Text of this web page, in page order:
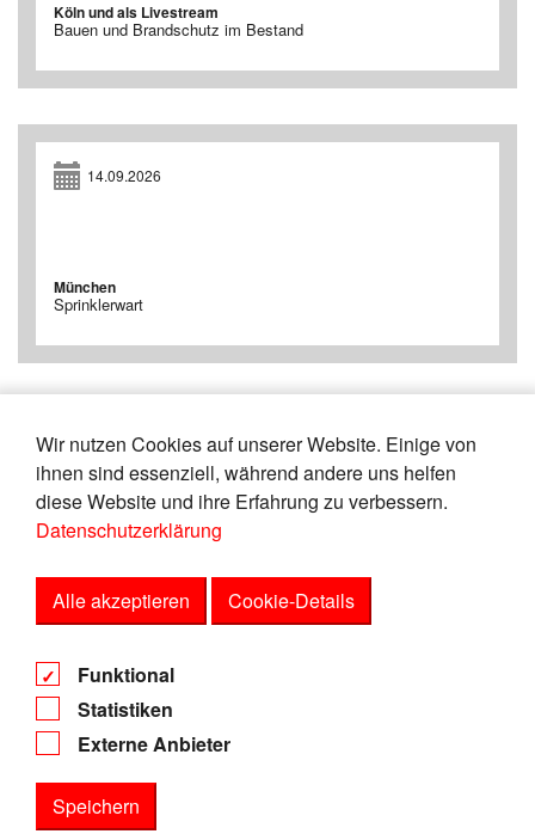
Wir nutzen Cookies auf unserer Website. Einige von
ihnen sind essenziell, während andere uns helfen
diese Website und ihre Erfahrung zu verbessern.
Datenschutzerklärung
Alle akzeptieren Cookie-Details
Funktional
Statistiken
Externe Anbieter
Speichern
Köln und als Livestream
Bauen und Brandschutz im Bestand
14.09.2026
München
Sprinklerwart
« 1 2 3 4 5 6 7 8 9
10
»
Impressum